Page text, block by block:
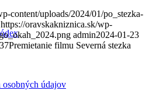
osobných údajov
content/uploads/2024/01/po_stezka-
https://oravskakniznica.sk/wp-
admin2024-01-23
Premietanie filmu Severná stezka